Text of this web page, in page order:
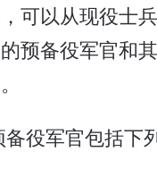
可以从现役士
预备役军官和
役军官包括下